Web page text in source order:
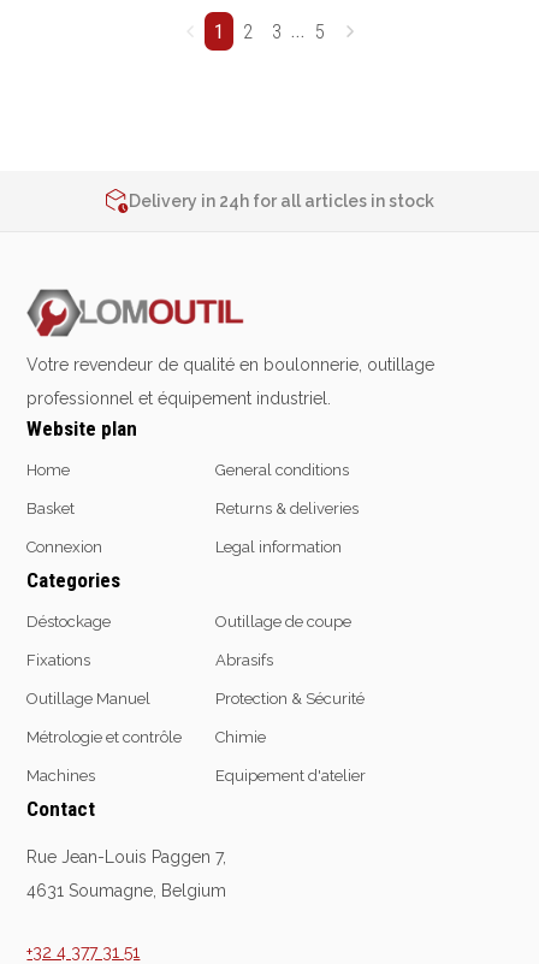
1 2 3 ... 5
Delivery in 24h for all articles in stock
Votre revendeur de qualité en boulonnerie, outillage
professionnel et équipement industriel.
Website plan
Home
Basket
Connexion
General conditions
Returns & deliveries
Legal information
Categories
Déstockage
Fixations
Outillage Manuel
Métrologie et contrôle
Machines
Outillage de coupe
Abrasifs
Protection & Sécurité
Chimie
Equipement d'atelier
Contact
Rue Jean-Louis Paggen 7,
4631 Soumagne, Belgium
+32 4 377 31 51